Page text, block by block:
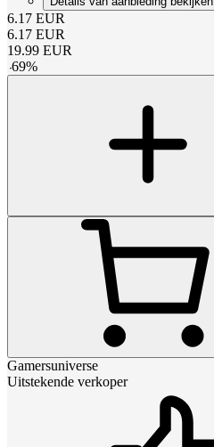
6.17 EUR
6.17 EUR
19.99 EUR
-69%
Gamersuniverse
Uitstekende verkoper